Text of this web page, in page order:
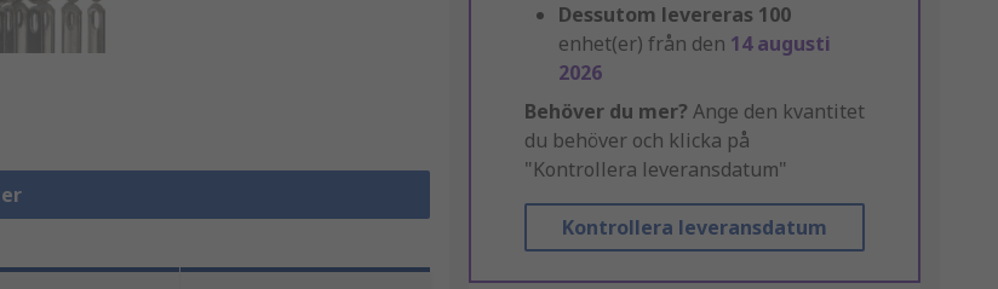
Dessutom levereras 100
enhet(er) från den 14 augusti
2026
Behöver du mer? Ange den kvantitet
du behöver och klicka på
"Kontrollera leveransdatum"
Kontrollera leveransdatum